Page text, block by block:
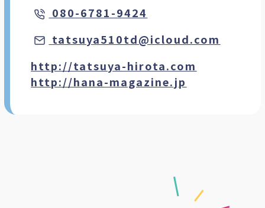
080-6781-9424
tatsuya510td@icloud.com
http://tatsuya-hirota.com
http://hana-magazine.jp